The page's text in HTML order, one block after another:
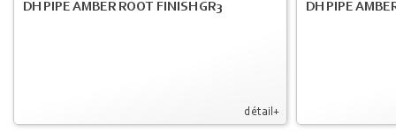
détail+
DH PIPE AMBER ROOT FINISH GR3 DH PIPE